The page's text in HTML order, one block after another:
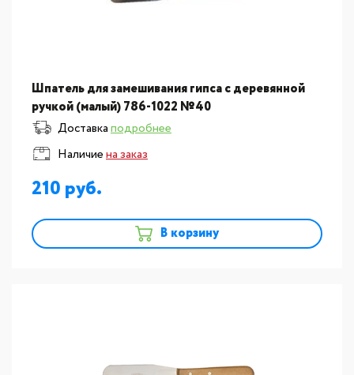
Шпатель для замешивания гипса с деревянной
ручкой (малый) 786-1022 №40
Доставкаподробнее
Наличиена заказ
210
В корзину